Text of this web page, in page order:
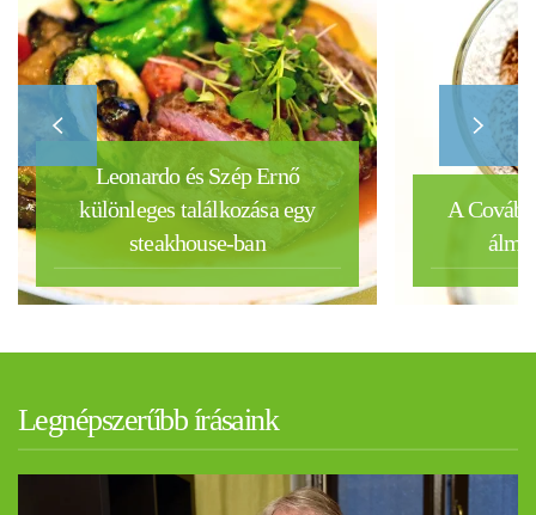
Leonardo és Szép Ernő
különleges találkozása egy
steakhouse-ban
A
Legnépszerűbb írásaink